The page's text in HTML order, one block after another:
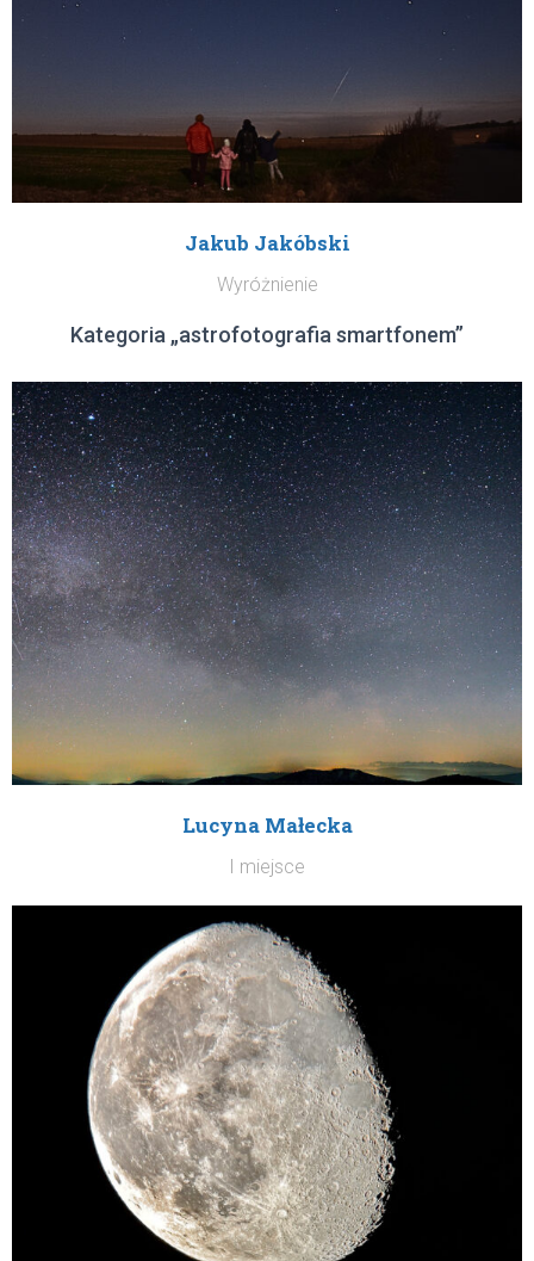
Jakub Jakóbski
Wyróżnienie
Kategoria „astrofotografia smartfonem”
Lucyna Małecka
I miejsce